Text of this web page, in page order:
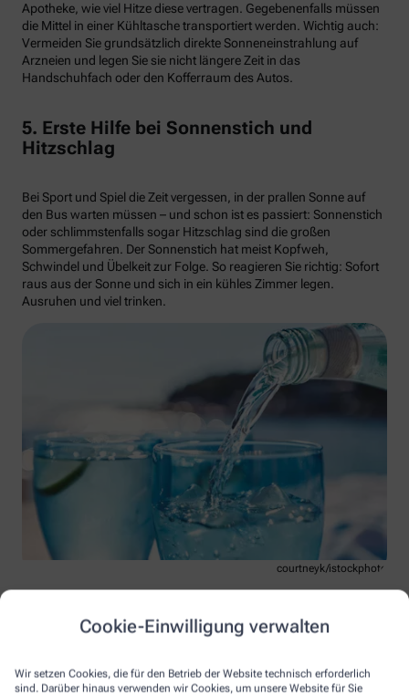
Cookie-Einwilligung verwalten
Wir setzen Cookies, die für den Betrieb der Website technisch erforderlich
sind. Darüber hinaus verwenden wir Cookies, um unsere Website für Sie
Apotheke, wie viel Hitze diese vertragen. Gegebenenfalls müssen
die Mittel in einer Kühltasche transportiert werden. Wichtig auch:
Vermeiden Sie grundsätzlich direkte Sonneneinstrahlung auf
Arzneien und legen Sie sie nicht längere Zeit in das
Handschuhfach oder den Kofferraum des Autos.
5. Erste Hilfe bei Sonnenstich und
Hitzschlag
Bei Sport und Spiel die Zeit vergessen, in der prallen Sonne auf
den Bus warten müssen – und schon ist es passiert: Sonnenstich
oder schlimmstenfalls sogar Hitzschlag sind die großen
Sommergefahren. Der Sonnenstich hat meist Kopfweh,
Schwindel und Übelkeit zur Folge. So reagieren Sie richtig: Sofort
raus aus der Sonne und sich in ein kühles Zimmer legen.
Ausruhen und viel trinken.
courtneyk/istockphoto
mehr als 40°C. Muskelkrämpfe und Kreislaufzusammenbruch
Notarzt rufen. Den Betroffenen ins Kühle bringen. Versuchen,
seine Körpertemperatur zu senken (zum Beispiel mit kühlen